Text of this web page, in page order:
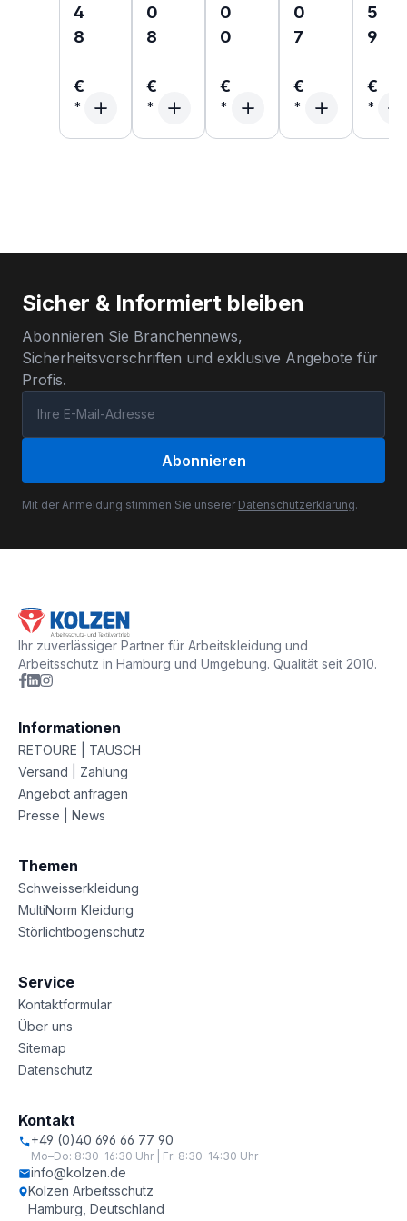
4
8
€
0
8
€
0
0
€
0
7
€
5
9
€
Sicher & Informiert bleiben
Abonnieren Sie Branchennews,
Sicherheitsvorschriften und exklusive Angebote für
Profis.
Abonnieren
Mit der Anmeldung stimmen Sie unserer Datenschutzerklärung.
Ihr zuverlässiger Partner für Arbeitskleidung und
Arbeitsschutz in Hamburg und Umgebung. Qualität seit 2010.
Informationen
RETOURE | TAUSCH
Versand | Zahlung
Angebot anfragen
Presse | News
Themen
Schweisserkleidung
MultiNorm Kleidung
Störlichtbogenschutz
Service
Kontaktformular
Über uns
Sitemap
Datenschutz
Kontakt
+49 (0)40 696 66 77 90
Mo–Do: 8:30–16:30 Uhr | Fr: 8:30–14:30 Uhr
info@kolzen.de
Kolzen Arbeitsschutz
Hamburg, Deutschland